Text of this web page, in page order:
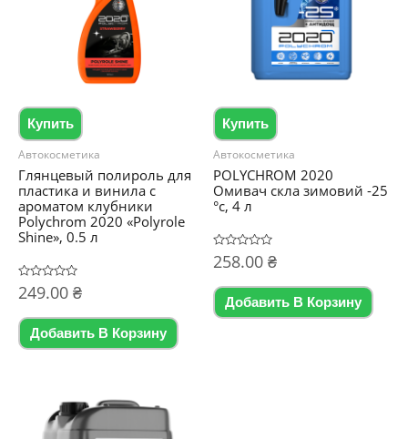
Купить
Автокосметика
Глянцевый полироль для
пластика и винила с
ароматом клубники
Polychrom 2020 «Polyrole
Shine», 0.5 л
Оценка
0
5
249.00 ₴
Добавить В Корзину
Купить
Автокосметика
POLYCHROM 2020
Омивач скла зимовий -25
°c, 4 л
Оценка
0
5
258.00 ₴
Добавить В Корзину